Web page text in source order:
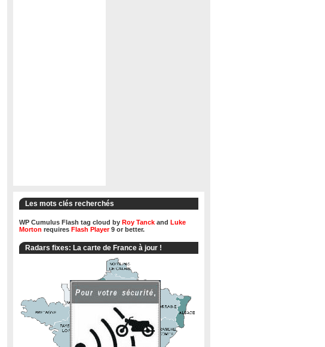
Les mots clés recherchés
WP Cumulus Flash tag cloud by Roy Tanck and Luke
Morton requires Flash Player9 or better.
Radars fixes: La carte de France à jour !